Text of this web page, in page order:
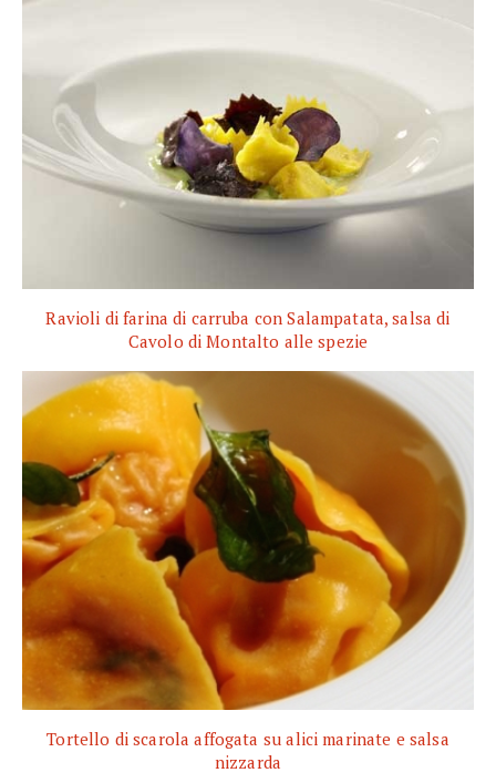
Ravioli di farina di carruba con Salampatata, salsa di
Cavolo di Montalto alle spezie
Tortello di scarola affogata su alici marinate e salsa
nizzarda